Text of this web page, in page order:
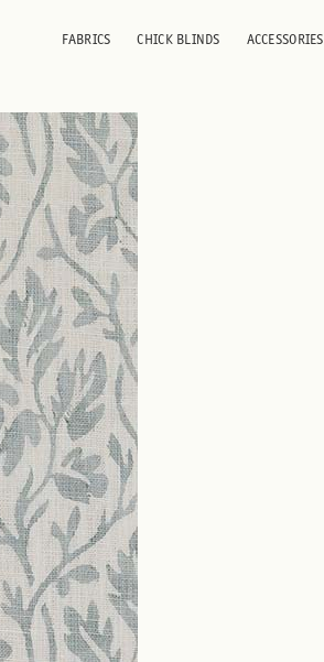
FABRICS CHICK BLINDS ACCESSORIES